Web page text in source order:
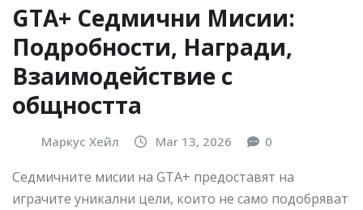
GTA+ Седмични Мисии:
Подробности, Награди,
Взаимодействие с
общността
Маркус Хейл Mar 13, 2026 0
Седмичните мисии на GTA+ предоставят на
играчите уникални цели, които не само подобряват